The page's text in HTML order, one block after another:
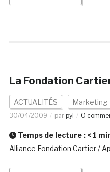
La Fondation
ACTUALITÉS Marketing
30/04/2009 par pyl 0
Temps de lecture : < 1
Alliance Fondation Cartier /